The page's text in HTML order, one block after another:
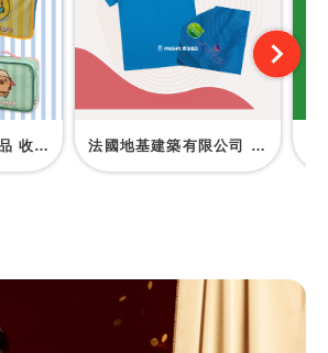
置富Malls 旅行用品 收納包 法國地基建築有限公司 訂製Polo恤